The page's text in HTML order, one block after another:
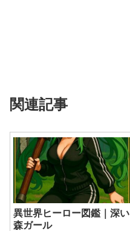
関連記事
異世界ヒーロー図鑑｜深い
森ガール